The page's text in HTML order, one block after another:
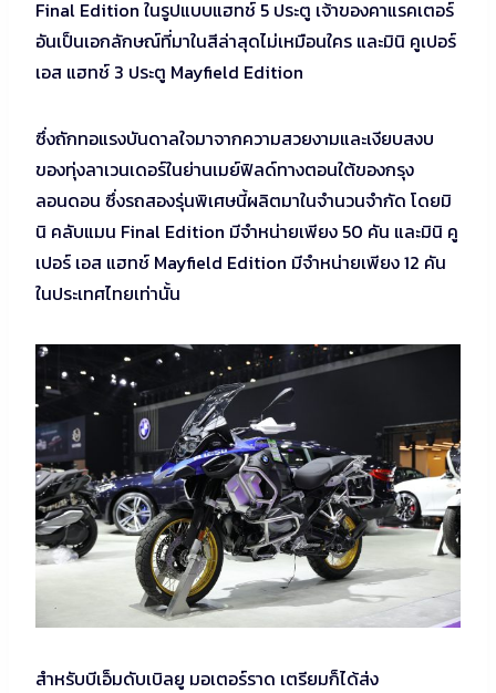
Final Edition ในรูปแบบแฮทช์ 5 ประตู เจ้าของคาแรคเตอร์
อันเป็นเอกลักษณ์ที่มาในสีล่าสุดไม่เหมือนใคร และมินิ คูเปอร์
เอส แฮทช์ 3 ประตู Mayfield Edition
ซึ่งถักทอแรงบันดาลใจมาจากความสวยงามและเงียบสงบ
ของทุ่งลาเวนเดอร์ในย่านเมย์ฟิลด์ทางตอนใต้ของกรุง
ลอนดอน ซึ่งรถสองรุ่นพิเศษนี้ผลิตมาในจำนวนจำกัด โดยมิ
นิ คลับแมน Final Edition มีจำหน่ายเพียง 50 คัน และมินิ คู
เปอร์ เอส แฮทช์ Mayfield Edition มีจำหน่ายเพียง 12 คัน
ในประเทศไทยเท่านั้น
สำหรับบีเอ็มดับเบิลยู มอเตอร์ราด เตรียมก็ได้ส่ง